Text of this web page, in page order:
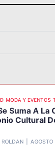
MODA Y EVENTOS
Suma A
Cultural
ROLDAN